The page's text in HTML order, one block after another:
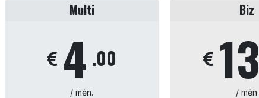
Biz
13
/ mėn
Multi
4 .00
/ mėn.